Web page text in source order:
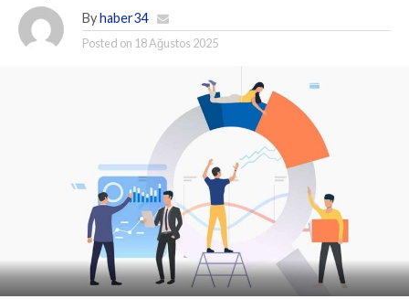
By haber34
Posted on 18 Ağustos 2025